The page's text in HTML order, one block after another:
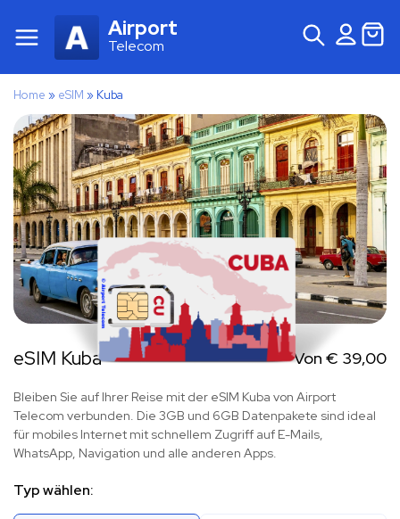
Airport
Telecom
Home » eSIM » Kuba
eSIM Kuba Von € 39,00
Bleiben Sie auf Ihrer Reise mit der eSIM Kuba von Airport
Telecom verbunden. Die 3GB und 6GB Datenpakete sind ideal
für mobiles Internet mit schnellem Zugriff auf E-Mails,
WhatsApp, Navigation und alle anderen Apps.
Typ wählen: